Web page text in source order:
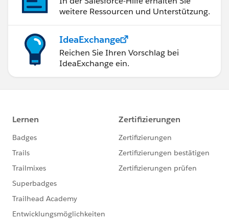
weitere Ressourcen und Unterstützung.
IdeaExchange
Reichen Sie Ihren Vorschlag bei
IdeaExchange ein.